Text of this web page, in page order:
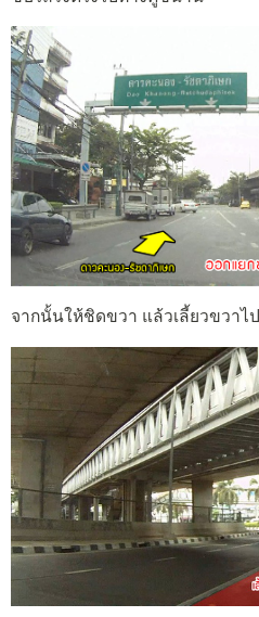
จากนั้นให้ชิดขวา แล้วเลี้ยวขวาไ